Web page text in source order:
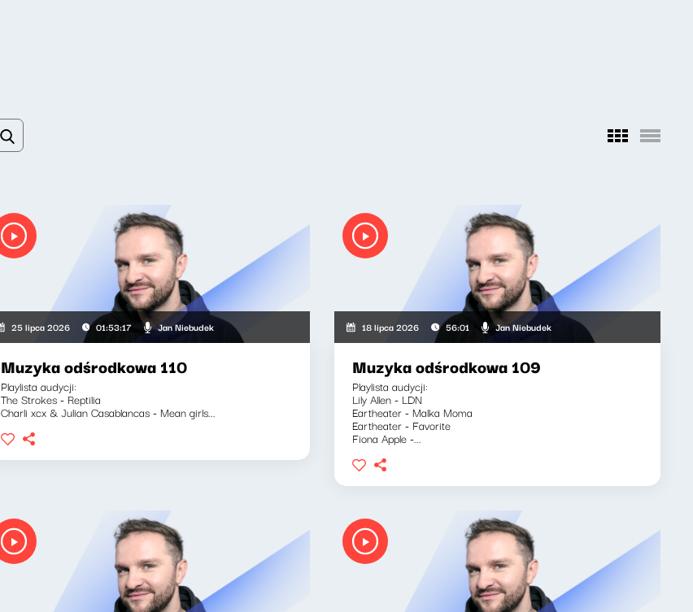
25 lipca 2026 01:53:17 Jan Niebudek
Muzyka odśrodkowa 110
Playlista audycji:
The Strokes - Reptilia
Charli xcx & Julian Casablancas - Mean girls...
18 lipca 2026 56:01 Jan Niebudek
Muzyka odśrodkowa 109
Playlista audycji:
Lily Allen - LDN
Eartheater - Malka Moma
Eartheater - Favorite
Fiona Apple -...